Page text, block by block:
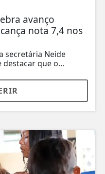
avanço
nota 7,4 nos
secretária Neide
que o...